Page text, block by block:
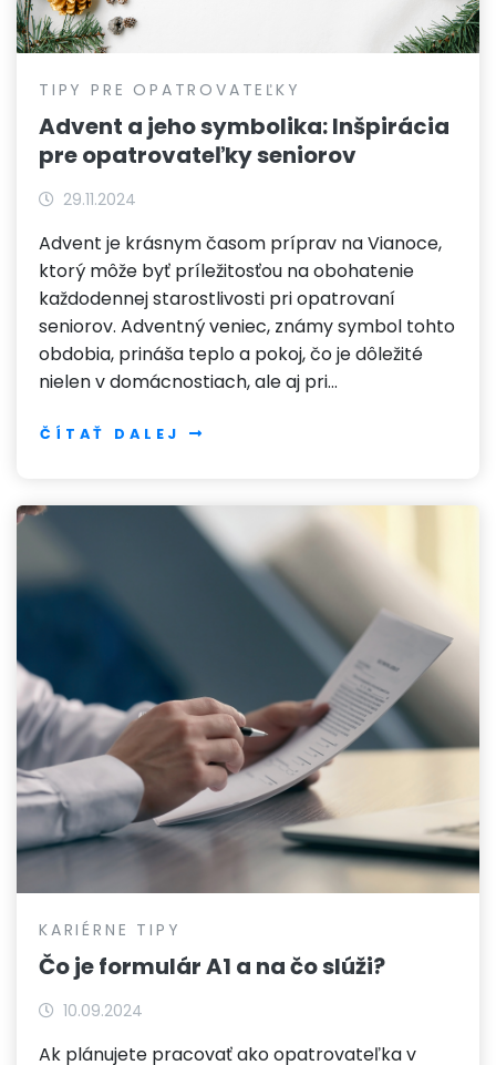
TIPY PRE OPATROVATEĽKY
Advent a jeho symbolika: Inšpirácia
pre opatrovateľky seniorov
29.11.2024
Advent je krásnym časom príprav na Vianoce,
ktorý môže byť príležitosťou na obohatenie
každodennej starostlivosti pri opatrovaní
seniorov. Adventný veniec, známy symbol tohto
obdobia, prináša teplo a pokoj, čo je dôležité
nielen v domácnostiach, ale aj pri…
ČÍTAŤ DALEJ
KARIÉRNE TIPY
Čo je formulár A1 a na čo slúži?
10.09.2024
Ak plánujete pracovať ako opatrovateľka v